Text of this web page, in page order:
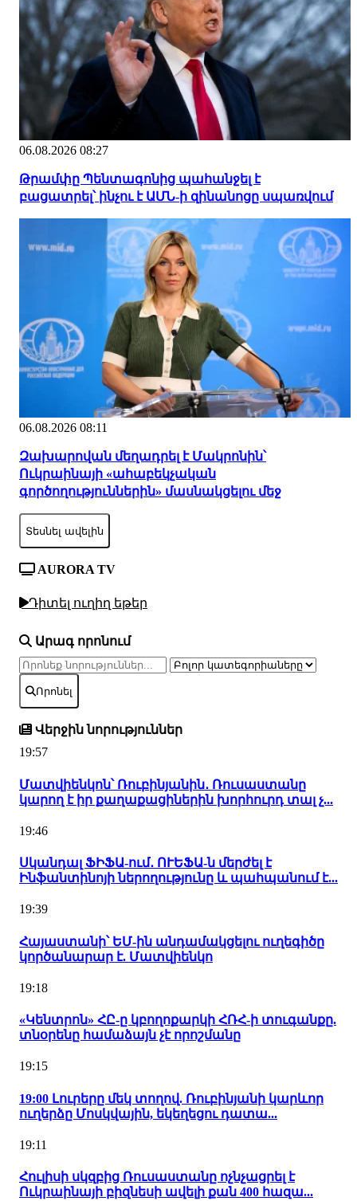
06.08.2026 08:27
Թրամփը Պենտագոնից պահանջել է
բացատրել՝ ինչու է ԱՄՆ-ի զինանոցը սպառվում
06.08.2026 08:11
Զախարովան մեղադրել է Մակրոնին՝
Ուկրաինայի «ահաբեկչական
գործողություններին» մասնակցելու մեջ
Տեսնել ավելին
AURORA TV
Դիտել ուղիղ եթեր
Արագ որոնում
Որոնել
Վերջին նորություններ
19:57
Մատվիենկոն՝ Ռուբինյանին․ Ռուսաստանը
կարող է իր քաղաքացիներին խորհուրդ տալ չ...
19:46
Սկանդալ ՖԻՖԱ-ում․ ՈՒԵՖԱ-ն մերժել է
Ինֆանտինոյի ներողությունը և պահպանում է...
19:39
Հայաստանի՝ ԵՄ-ին անդամակցելու ուղեգիծը
կործանարար է. Մատվիենկո
19:18
«Կենտրոն» ՀԸ-ը կբողոքարկի ՀՌՀ-ի տուգանքը.
տնօրենը համաձայն չէ որոշմանը
19:15
19:00 Լուրերը մեկ տողով. Ռուբինյանի կարևոր
ուղերձը Մոսկվային, եկեղեցու դատա...
19:11
Հուլիսի սկզբից Ռուսաստանը ոչնչացրել է
Ուկրաինայի բիզնեսի ավելի քան 400 հազա...